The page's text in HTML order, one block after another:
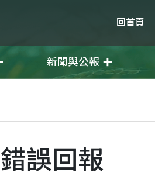
回首頁
新聞與公報
錯誤回報